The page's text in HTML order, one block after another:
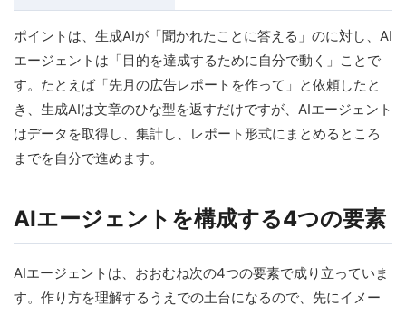
ポイントは、生成AIが「聞かれたことに答える」のに対し、AI
エージェントは「目的を達成するために自分で動く」ことで
す。たとえば「先月の広告レポートを作って」と依頼したと
き、生成AIは文章のひな型を返すだけですが、AIエージェント
はデータを取得し、集計し、レポート形式にまとめるところ
までを自分で進めます。
AIエージェントを構成する4つの要素
AIエージェントは、おおむね次の4つの要素で成り立っていま
す。作り方を理解するうえでの土台になるので、先にイメー